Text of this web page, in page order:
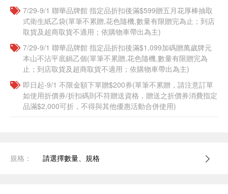
7/29-9/1 聯華品牌館 指定品折扣後滿$599贈五月花厚棒抽取
式衛生紙乙袋(單筆不累贈,花色隨機,數量有限贈完為止；到店
取貨及超商取貨不適用；依購物車帶出為主)​​
7/29-9/1 聯華品牌館 指定品折扣後滿$1,099加碼贈萬歲牌元
本山不沾平底鍋乙個(單筆不累贈,花色隨機,數量有限贈完為
止；到店取貨及超商取貨不適用；依購物車帶出為主)​​
即日起-9/1 不限金額下單贈$200券(單筆不累贈，請注意訂單
如使用折價券/折扣碼則不符贈送資格，贈送之折價券消費指定
品滿$2,000可折，不得與其他優惠活動合併使用)
規格： 請選擇數量、規格